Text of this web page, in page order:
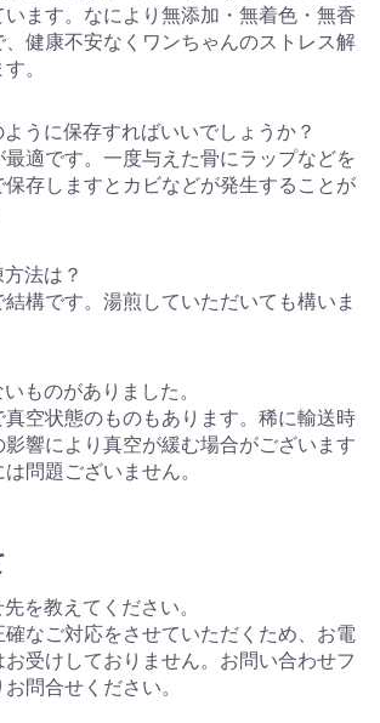
います。なにより無添加・無着色・無香
、健康不安なくワンちゃんのストレス解
。
ように保存すればいいでしょうか？
最適です。一度与えた骨にラップなどを
保存しますとカビなどが発生することが
法は？
結構です。湯煎していただいても構いま
ものがありました。
真空状態のものもあります。稀に輸送時
影響により真空が緩む場合がございます
問題ございません。
を教えてください。
確なご対応をさせていただくため、お電
お受けしておりません。お問い合わせフ
問合せください。